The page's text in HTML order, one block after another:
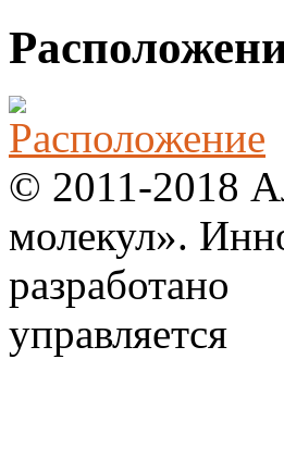
© 2011-2018
молекул».
разработано
управляется